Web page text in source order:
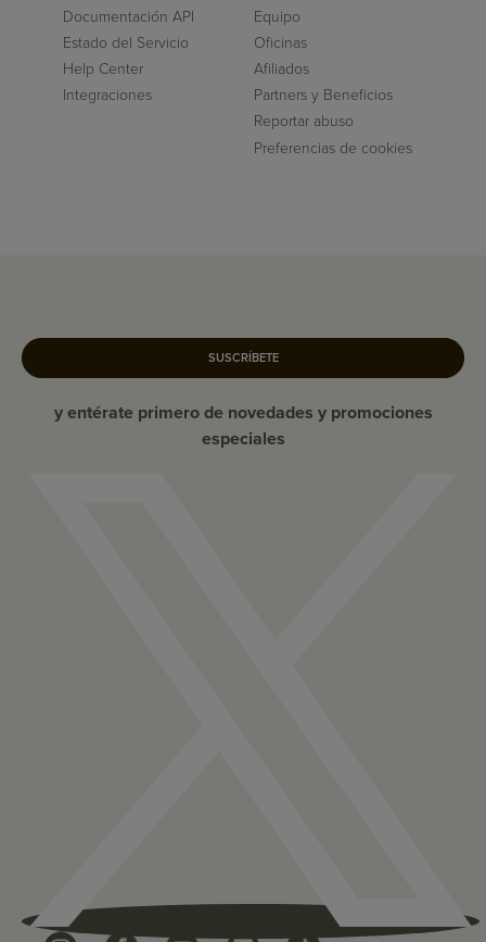
Documentación API
Estado del Servicio
Help Center
Integraciones
Equipo
Oficinas
Afiliados
Partners y Beneficios
Reportar abuso
Preferencias de cookies
SUSCRÍBETE
y entérate primero de novedades y promociones
especiales